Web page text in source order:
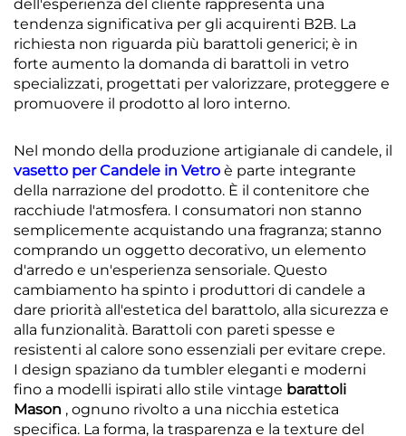
dell'esperienza del cliente rappresenta una
tendenza significativa per gli acquirenti B2B. La
richiesta non riguarda più barattoli generici; è in
forte aumento la domanda di barattoli in vetro
specializzati, progettati per valorizzare, proteggere e
promuovere il prodotto al loro interno.
Nel mondo della produzione artigianale di candele, il
vasetto per Candele in Vetro è parte integrante
della narrazione del prodotto. È il contenitore che
racchiude l'atmosfera. I consumatori non stanno
semplicemente acquistando una fragranza; stanno
comprando un oggetto decorativo, un elemento
d'arredo e un'esperienza sensoriale. Questo
cambiamento ha spinto i produttori di candele a
dare priorità all'estetica del barattolo, alla sicurezza e
alla funzionalità. Barattoli con pareti spesse e
resistenti al calore sono essenziali per evitare crepe.
I design spaziano da tumbler eleganti e moderni
fino a modelli ispirati allo stile vintage barattoli
Mason , ognuno rivolto a una nicchia estetica
specifica. La forma, la trasparenza e la texture del